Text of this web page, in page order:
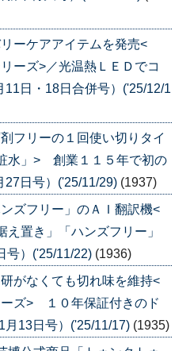
ーケアアイテムを発売<
ーズ>／光温熱ＬＥＤでコ
11日・18日合併号）('25/12/1
フリーの１回使い切りタイ
水」> 創業１１５年で初の
27日号）('25/11/29) (1937)
ズフリー」のＡＩ翻訳機<
置き」「ハンズフリー」
号）('25/11/22) (1936)
がなくても切れ味を維持<
ーズ> １０年保証付きのド
月13日号）('25/11/17) (1935)